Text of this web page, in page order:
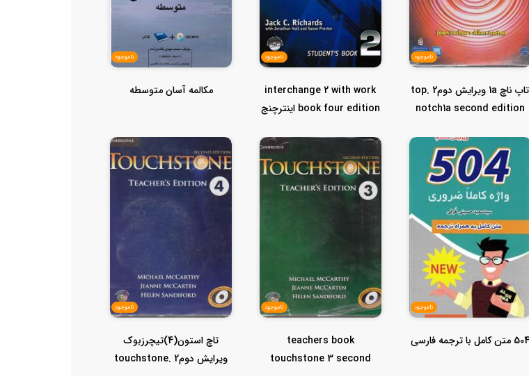
ناموجود
تاپ ناچ 1a ویرایش دوم2 .top
notch1a second edition
ناموجود
interchange 2 with work
book four edition اینترچنج
ناموجود
مکالمه آسان متوسطه
ناموجود
504 متن کامل با ترجمه فارسی
ناموجود
teachers book
touchstone 3 second
ناموجود
تاچ استون(4)تیچرزبوک
ویرایش دوم2 .touchstone